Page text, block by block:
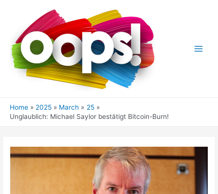
Home 2025 March
25
Unglaublich: Michael Saylor bestätigt Bitcoin-Burn!